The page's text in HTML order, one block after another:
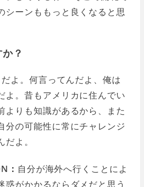
シーンももっと良くなると思
？
よ。何言ってんだよ、俺は
よ。昔もアメリカに住んでい
よりも知識があるから、また
分の可能性に常にチャレンジ
だよ。
： 自分が海外へ行くことによ
惑がかかるならダメだと思う